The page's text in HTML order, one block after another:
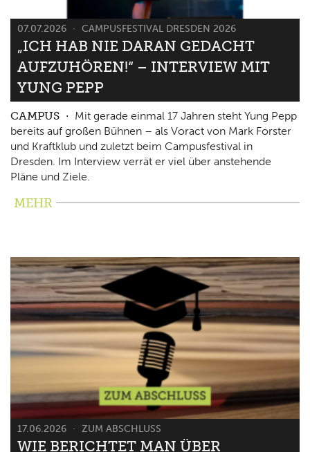
07.07.2026 CAMPUSFESTIVAL DRESDEN 2026
„ICH HAB NIE DARAN GEDACHT
AUFZUHÖREN!“ – INTERVIEW MIT
YUNG PEPP
CAMPUS
Mit gerade einmal 17 Jahren steht Yung Pepp
bereits auf großen Bühnen – als Voract von Mark Forster
und Kraftklub und zuletzt beim Campusfestival in
Dresden. Im Interview verrät er viel über anstehende
Pläne und Ziele.
MEHR
17.06.2026 ZUM ABSCHLUSS
WIE BERICHTET MAN ÜBER